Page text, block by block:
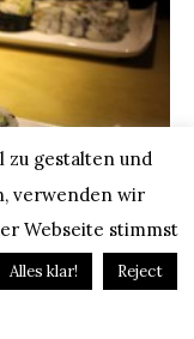
IN NYC
zu gestalten und
verwenden wir
Webseite stimmst
Alles klar! Reject